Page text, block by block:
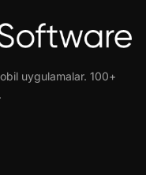
uygulamalar. 100+